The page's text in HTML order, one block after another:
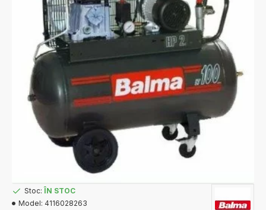
Stoc: ÎN STOC
Model: 4116028263